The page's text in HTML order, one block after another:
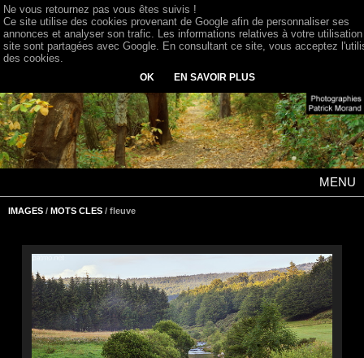
MENU
IMAGES / MOTS CLES / fleuve
Ne vous retournez pas vous êtes suivis !
Ce site utilise des cookies provenant de Google afin de personnaliser ses
annonces et analyser son trafic. Les informations relatives à votre
site sont partagées avec Google. En consultant ce site, vous acceptez
des cookies.
OK EN SAVOIR PLUS